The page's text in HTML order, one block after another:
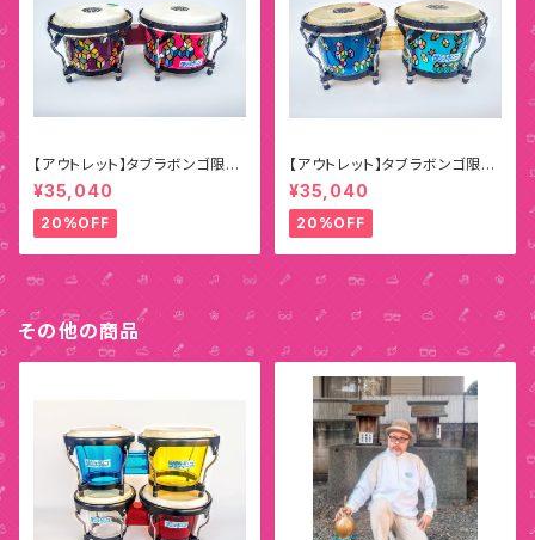
【アウトレット】タブラボンゴ限定
ペインティングモデル D
¥35,040
20%OFF
【アウトレット】タブラボンゴ限定
ペインティングモデル E
¥35,040
20%OFF
その他の商品